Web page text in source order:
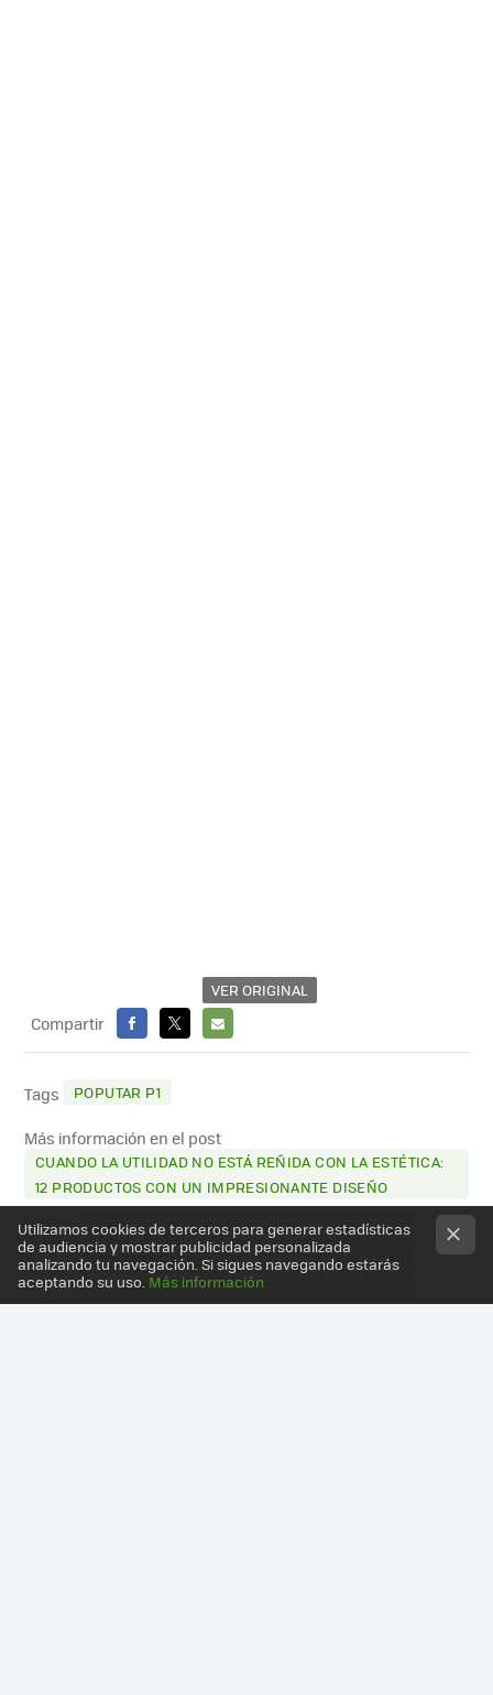
VER ORIGINAL
Compartir
FACEBOOK
X
E-
Tags POPUTAR P1
Más información en el post
CUANDO LA UTILIDAD NO ESTÁ REÑIDA CON LA ESTÉTICA:
12 PRODUCTOS CON UN IMPRESIONANTE DISEÑO
Utilizamos cookies de terceros para generar estadísticas
de audiencia y mostrar publicidad personalizada
analizando tu navegación. Si sigues navegando estarás
aceptando su uso. Más información